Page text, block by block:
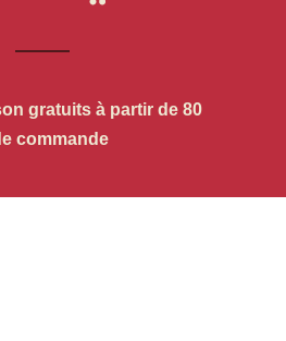
gratuits à partir de 80
commande